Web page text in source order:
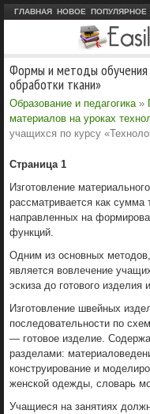
ГЛАВНАЯ НОВОЕ ПОПУЛЯРНОЕ
Формы и методы обучения
обработки ткани»
Образование и педагогика »
материалов на уроках
учащихся по курсу
Страница 1
Изготовление
рассматривается как сумма
направленных на
функций.
Одним из основных
является вовлечение
эскиза до готового изделия
Изготовление швейных
последовательности по
— готовое изделие.
разделами:
конструирование и
женской одежды, словарь
Учащиеся на занятиях